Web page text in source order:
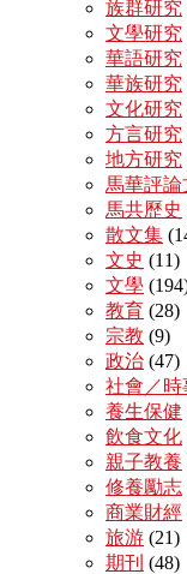
族群研究
文學研究
華語研究
華族研究
文化研究
方言研究
地方研究
馬華評論
馬共歷史
散文集
文史 (11)
文學
教育 (28)
宗教 (9)
政治 (47)
社會／時
養生保健
飲食文化
親子教養
修養勵志
商業財經
旅游 (21)
期刊 (48)